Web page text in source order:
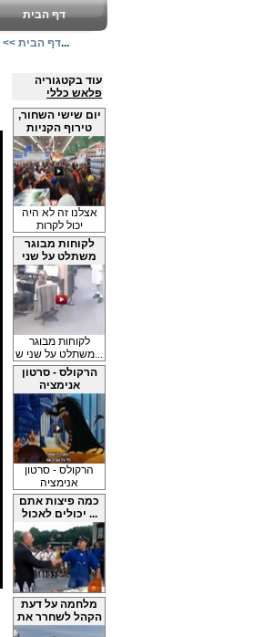
עוד בקטגוריה
פלאש כללי
יום שישי השחור,
טירוף הקניות
אצלנו זה לא היה
יכול לקרות
לקוחות מבוגר
משתלט על שני
ש...
לקוחות מבוגר
משתלט על שני ש...
הרקולס - סרטון
אנימציה
הרקולס - סרטון
אנימציה
כמה פיצות אתם
יכולים לאכול ...
מלחמה על דעת
הקהל לשחרר את
דף הבית
דף הבית >> תמונות נדירות ראשונות מסוגן של השמש - שוחחר...